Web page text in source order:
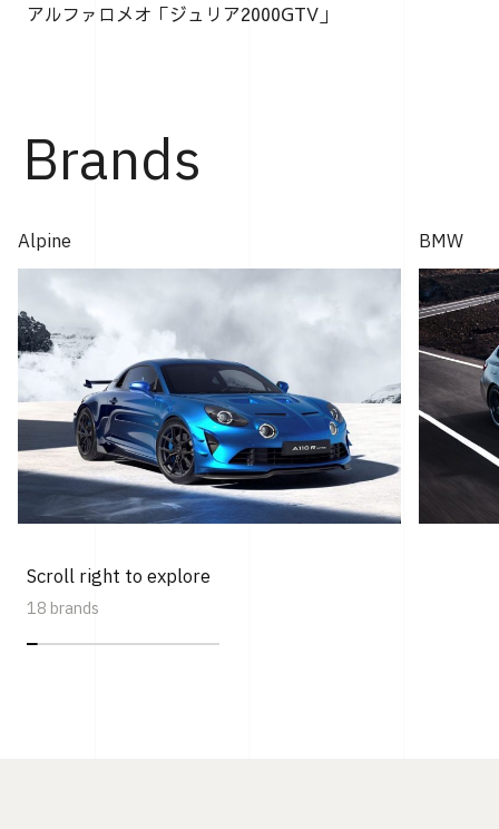
アルファロメオ「ジュリア2000GTV」
Brands
Alpine BMW
Scroll right to explore
18 brands